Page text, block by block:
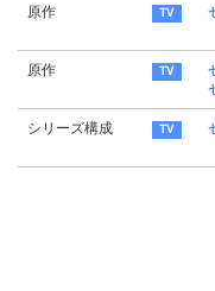
原作
原作
シリーズ構成